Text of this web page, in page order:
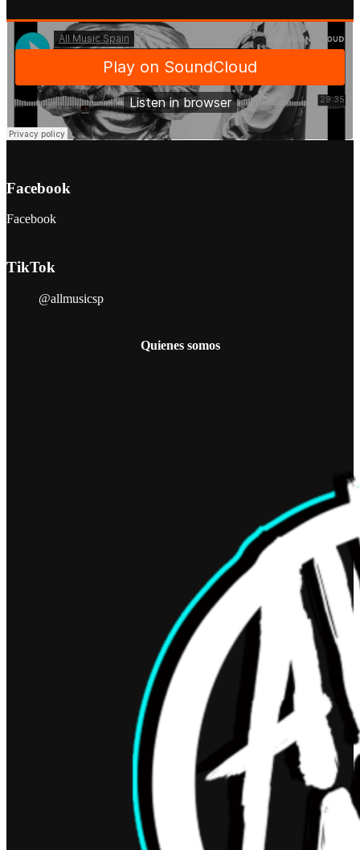
Facebook
Facebook
TikTok
@allmusicsp
Quienes somos